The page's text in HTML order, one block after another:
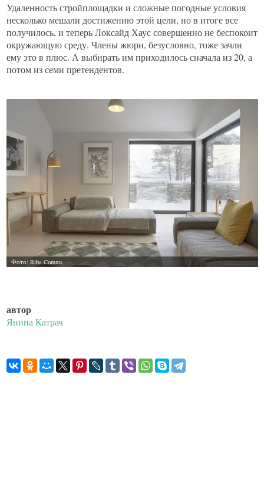
Удаленность стройплощадки и сложные погодные условия
несколько мешали достижению этой цели, но в итоге все
получилось, и теперь Локсайд Хаус совершенно не беспокоит
окружающую среду. Члены жюри, безусловно, тоже зачли
ему это в плюс. А выбирать им приходилось сначала из 20, а
потом из семи претендентов.
автор
Янина Катрач